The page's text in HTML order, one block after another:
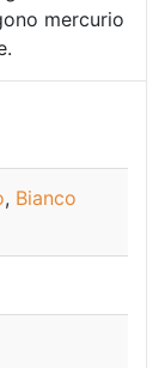
mercurio
, Bianco